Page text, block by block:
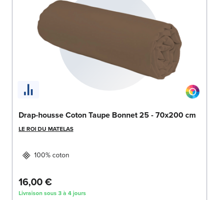
Drap-housse Coton Taupe Bonnet 25 - 70x200 cm
LE ROI DU MATELAS
100% coton
16,00 €
Livraison sous 3 à 4 jours